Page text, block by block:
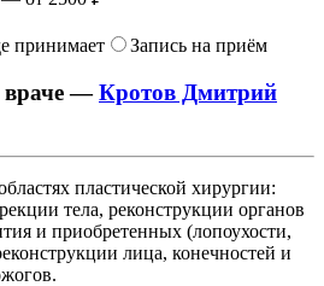
принимает Запись на приём
—Кротов Дмитрий
пластической хирургии:
тела, реконструкции органов
и приобретенных (лопоухости,
лица, конечностей и